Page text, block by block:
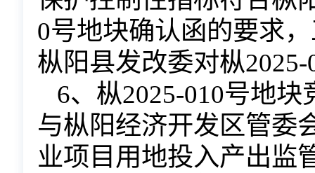
0号地块确认函的要求
枞阳县发改委对枞2025-
6、 枞2025-010号地块
与枞阳经济开发区管委
业项目用地投入产出监